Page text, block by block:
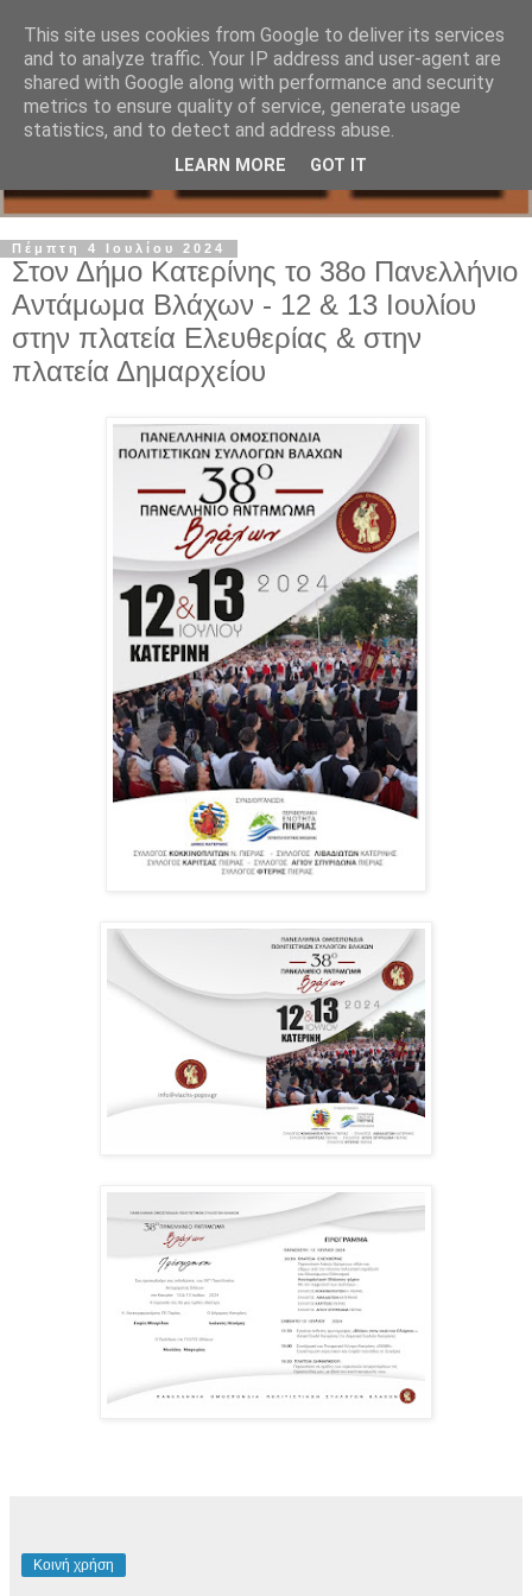
Πέμπτη 4 Ιουλίου 2024
Στον Δήμο Κατερίνης το 38ο Πανελλήνιο
Αντάμωμα Βλάχων - 12 & 13 Ιουλίου
στην πλατεία Ελευθερίας & στην
πλατεία Δημαρχείου
Κοινή χρήση
This site uses cookies from Google to deliver its services
and to analyze traffic. Your IP address and user-agent are
shared with Google along with performance and security
metrics to ensure quality of service, generate usage
statistics, and to detect and address abuse.
LEARN MORE GOT IT